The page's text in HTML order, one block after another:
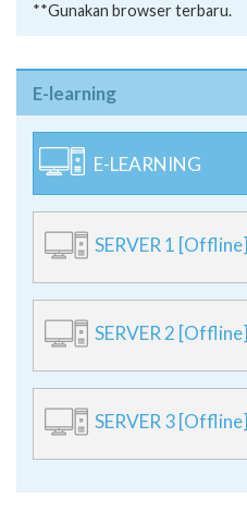
**Gunakan browser terbaru.
E-learning
E-LEARNING
SERVER 1 [Offline]
SERVER 2 [Offline]
SERVER 3 [Offline]